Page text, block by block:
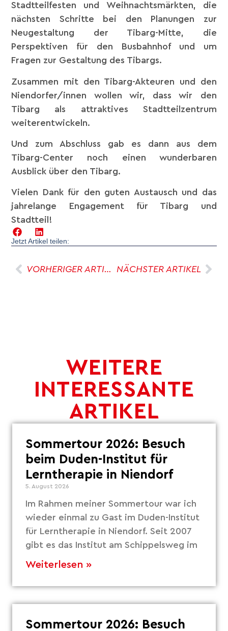
Stadtteilfesten und Weihnachtsmärkten, die
nächsten Schritte bei den Planungen zur
Neugestaltung der Tibarg-Mitte, die
Perspektiven für den Busbahnhof und um
Fragen zur Gestaltung des Tibargs.
Zusammen mit den Tibarg-Akteuren und den
Niendorfer/innen wollen wir, dass wir den
Tibarg als attraktives Stadtteilzentrum
weiterentwickeln.
Und zum Abschluss gab es dann aus dem
Tibarg-Center noch einen wunderbaren
Ausblick über den Tibarg.
Vielen Dank für den guten Austausch und das
jahrelange Engagement für Tibarg und
Stadtteil!
Jetzt Artikel teilen:
VORHERIGER ARTIKEL NÄCHSTER ARTIKEL
WEITERE
INTERESSANTE
ARTIKEL
Sommertour 2026: Besuch
beim Duden-Institut für
Lerntherapie in Niendorf
5. August 2026
Im Rahmen meiner Sommertour war ich
wieder einmal zu Gast im Duden-Institut
für Lerntherapie in Niendorf. Seit 2007
gibt es das Institut am Schippelsweg im
Weiterlesen »
Sommertour 2026: Besuch